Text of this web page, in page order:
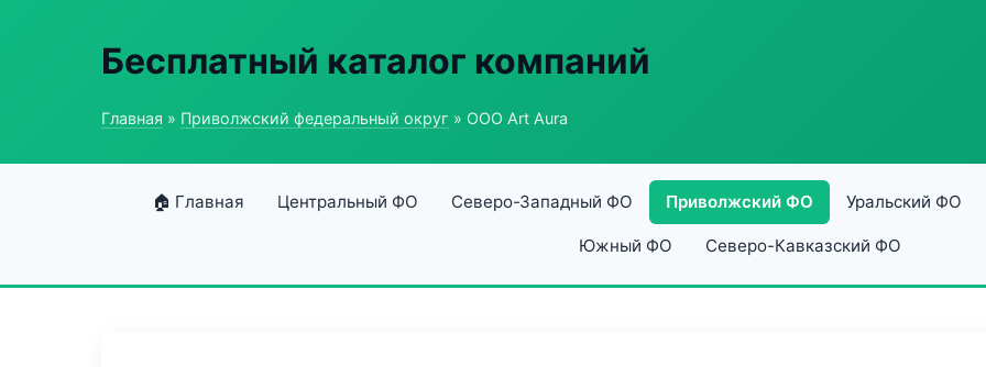
Бесплатный каталог компаний
Главная » Приволжский федеральный округ » ООО Art Aura
🏠 Главная Центральный ФО Северо-Западный ФО Приволжский ФО Уральский ФО
Южный ФО Северо-Кавказский ФО